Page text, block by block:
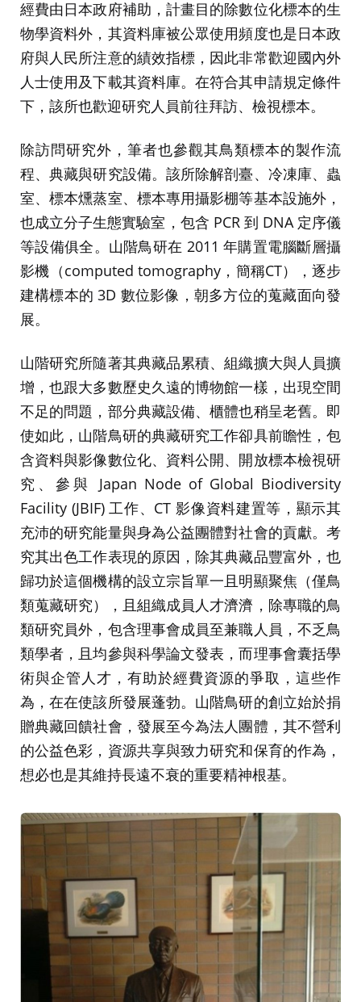
經費由日本政府補助，計畫目的除數位化標本的生
物學資料外，其資料庫被公眾使用頻度也是日本政
府與人民所注意的績效指標，因此非常歡迎國內外
人士使用及下載其資料庫。在符合其申請規定條件
下，該所也歡迎研究人員前往拜訪、檢視標本。
除訪問研究外，筆者也參觀其鳥類標本的製作流
程、典藏與研究設備。該所除解剖臺、冷凍庫、蟲
室、標本燻蒸室、標本專用攝影棚等基本設施外，
也成立分子生態實驗室，包含 PCR 到 DNA 定序儀
等設備俱全。山階鳥研在 2011 年購置電腦斷層攝
影機（computed tomography，簡稱CT），逐步
建構標本的 3D 數位影像，朝多方位的蒐藏面向發
展。
山階研究所隨著其典藏品累積、組織擴大與人員擴
增，也跟大多數歷史久遠的博物館一樣，出現空間
不足的問題，部分典藏設備、櫃體也稍呈老舊。即
使如此，山階鳥研的典藏研究工作卻具前瞻性，包
含資料與影像數位化、資料公開、開放標本檢視研
究、參與 Japan Node of Global Biodiversity
Facility (JBIF) 工作、CT 影像資料建置等，顯示其
充沛的研究能量與身為公益團體對社會的貢獻。考
究其出色工作表現的原因，除其典藏品豐富外，也
歸功於這個機構的設立宗旨單一且明顯聚焦（僅鳥
類蒐藏研究），且組織成員人才濟濟，除專職的鳥
類研究員外，包含理事會成員至兼職人員，不乏鳥
類學者，且均參與科學論文發表，而理事會囊括學
術與企管人才，有助於經費資源的爭取，這些作
為，在在使該所發展蓬勃。山階鳥研的創立始於捐
贈典藏回饋社會，發展至今為法人團體，其不營利
的公益色彩，資源共享與致力研究和保育的作為，
想必也是其維持長遠不衰的重要精神根基。